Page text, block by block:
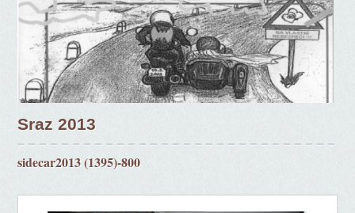
Sraz 2013
sidecar2013 (1395)-800